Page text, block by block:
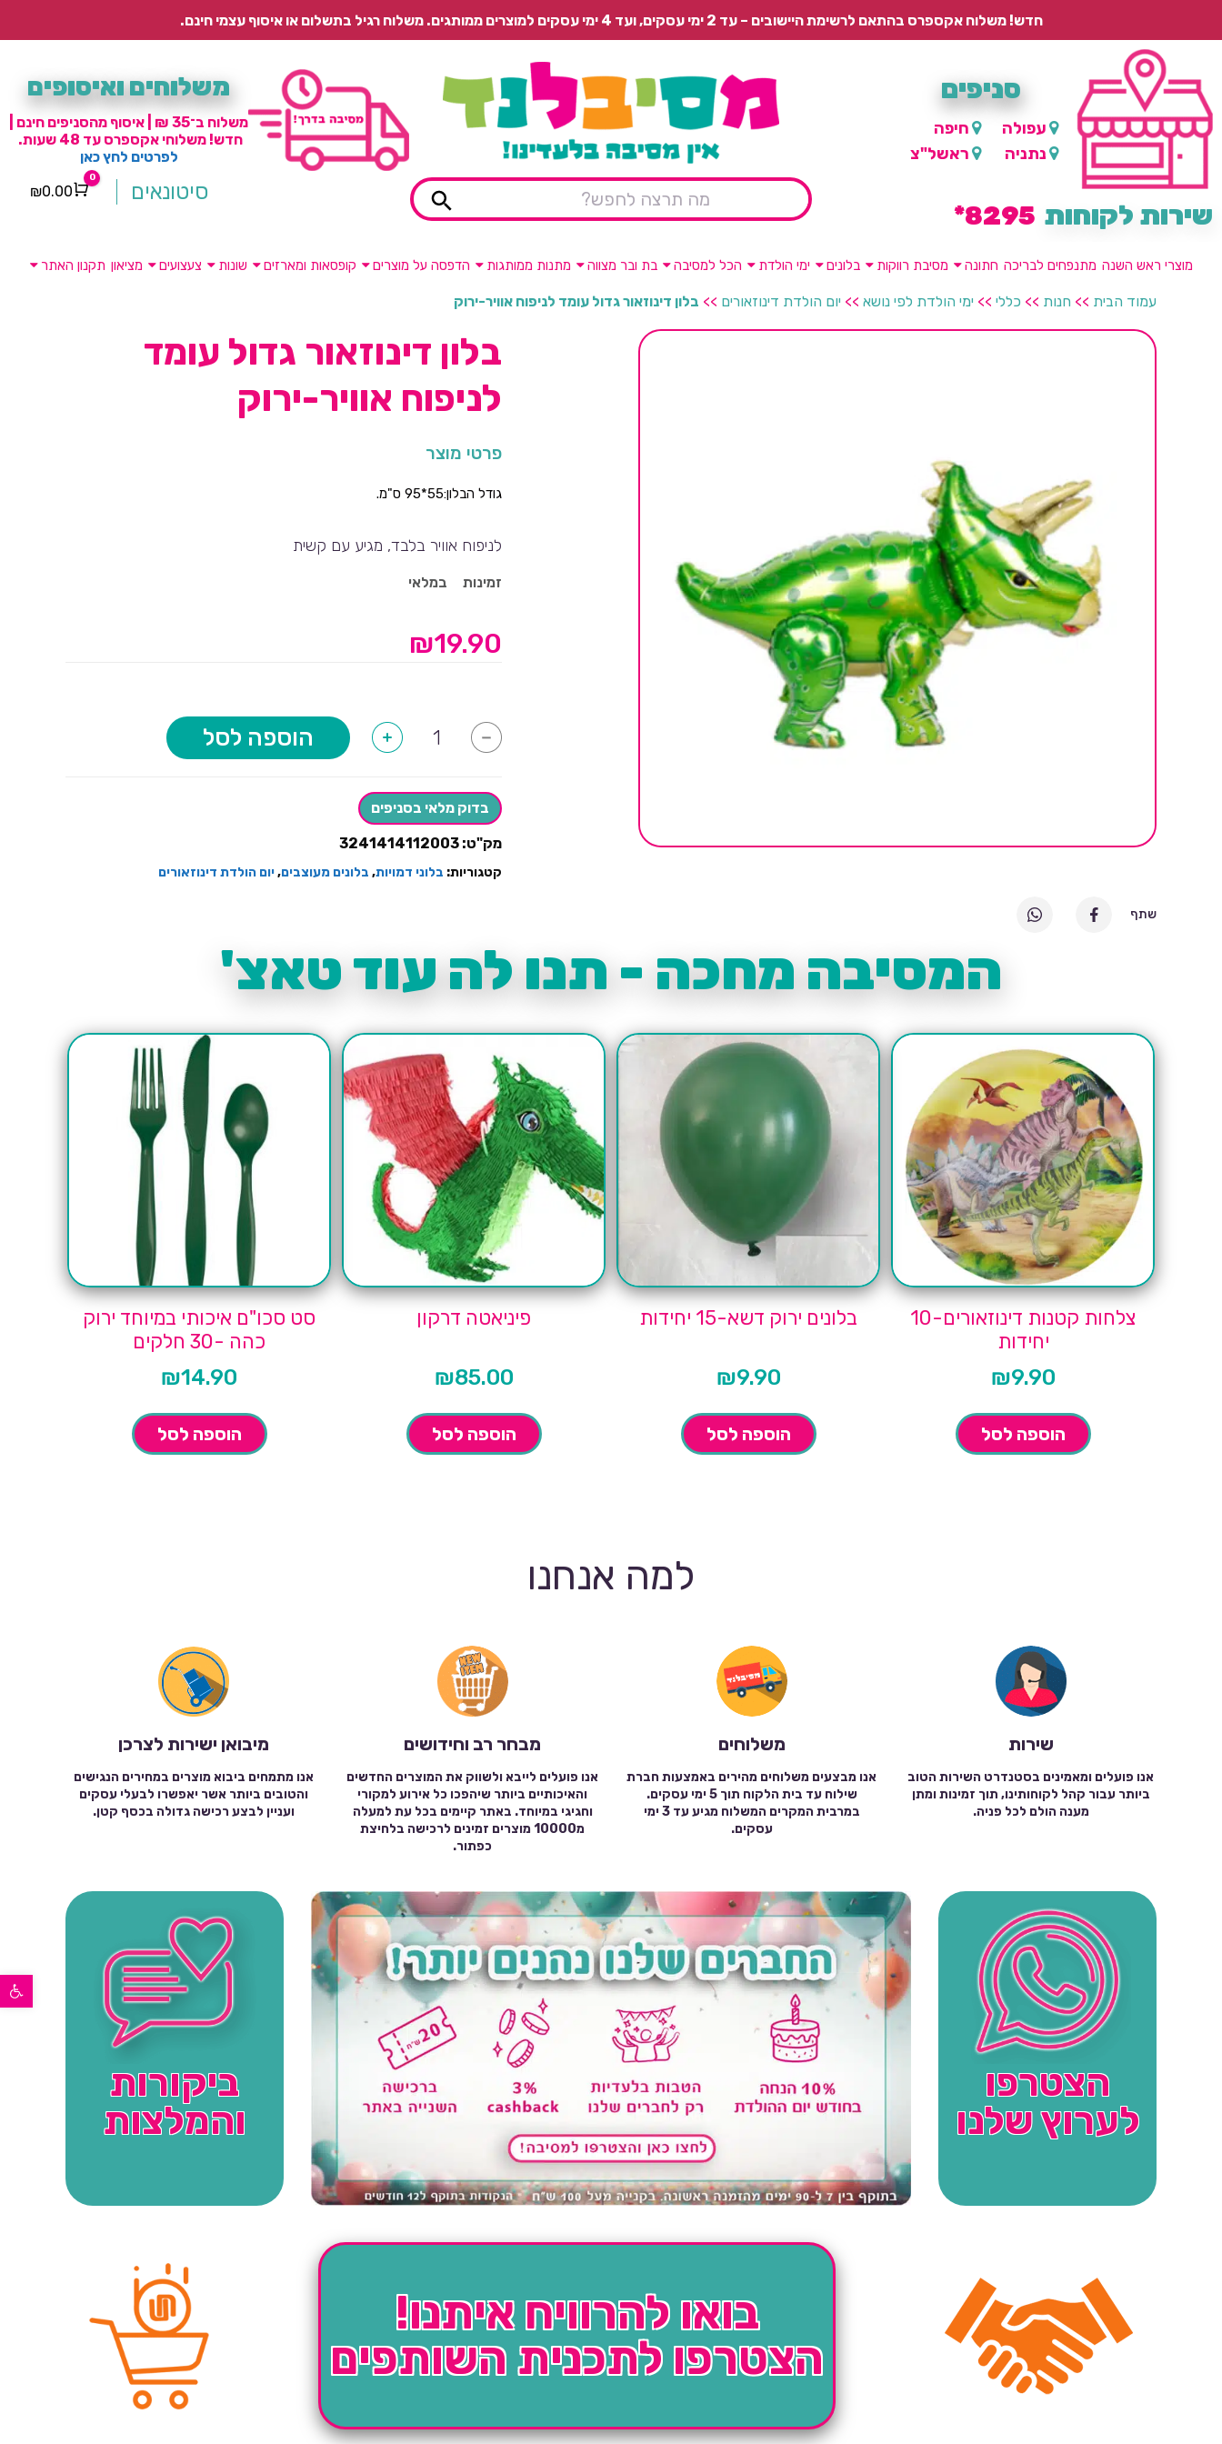
פתח סרגל נגישות
חדש! משלוח אקספרס בהתאם לרשימת היישובים – עד 2 ימי עסקים, ועד 4 ימי עסקים למוצרים ממותגים. משלוח רגיל בתשלום או איסוף עצמי חינם.
סניפים
עפולה
חיפה
נתניה
ראשל"צ
שירות לקוחות 8295*
משלוחים ואיסופים
משלוח ב־35 ₪ | איסוף מהסניפים חינם |
חדש! משלוחי אקספרס עד 48 שעות.
לפרטים לחץ כאן
סיטונאים Cart
0
₪0.00
מוצרי ראש השנה מתנפחים לבריכה חתונה מסיבת רווקות בלונים ימי הולדת הכל למסיבה בת ובר מצווה מתנות ממותגות הדפסה על מוצרים קופסאות ומארזים שונות צעצועים מציאון תקנון האתר
עמוד הבית >> חנות >> כללי >> ימי הולדת לפי נושא >> יום הולדת דינוזאורים >> בלון דינוזאור גדול עומד לניפוח אוויר-ירוק
שתף
בלון דינוזאור גדול עומד
לניפוח אוויר-ירוק
פרטי מוצר
גודל הבלון:55*95 ס"מ.
לניפוח אוויר בלבד, מגיע עם קשית
זמינות במלאי
₪19.90
-
של
עומד
לניפוח
אוויר-ירוק
+ הוספה לסל
בדוק מלאי בסניפים
מק"ט: 3241414112003
קטגוריות: בלוני דמויות, בלונים מעוצבים,יום הולדת דינוזאורים
המסיבה מחכה - תנו לה עוד טאצ'
צלחות קטנות דינוזאורים-10
יחידות
₪9.90
הוספה לסל
בלונים ירוק דשא-15 יחידות
₪9.90
הוספה לסל
פיניאטה דרקון
₪85.00
הוספה לסל
סט סכו"ם איכותי במיוחד ירוק
כהה -30 חלקים
₪14.90
הוספה לסל
למה אנחנו
שירות
אנו פועלים ומאמינים בסטנדרט השירות הטוב
ביותר עבור קהל לקוחותינו, תוך זמינות ומתן
מענה הולם לכל פניה.
משלוחים
אנו מבצעים משלוחים מהירים באמצעות חברת
שילוח עד בית הלקוח תוך 5 ימי עסקים.
במרבית המקרים המשלוח מגיע עד 3 ימי
עסקים.
מבחר רב וחידושים
אנו פועלים לייבא ולשווק את המוצרים החדשים
והאיכותיים ביותר שיהפכו כל אירוע למקורי
וחגיגי במיוחד. באתר קיימים בכל עת למעלה
מ10000 מוצרים זמינים לרכישה בלחיצת
כפתור.
מיבואן ישירות לצרכן
אנו מתמחים ביבוא מוצרים במחירים הנגישים
והטובים ביותר אשר יאפשרו לבעלי עסקים
ועניין לבצע רכישה גדולה בכסף קטן.
הצטרפו
לערוץ שלנו
ביקורות
והמלצות
בואו להרוויח איתנו!
הצטרפו לתכנית השותפים